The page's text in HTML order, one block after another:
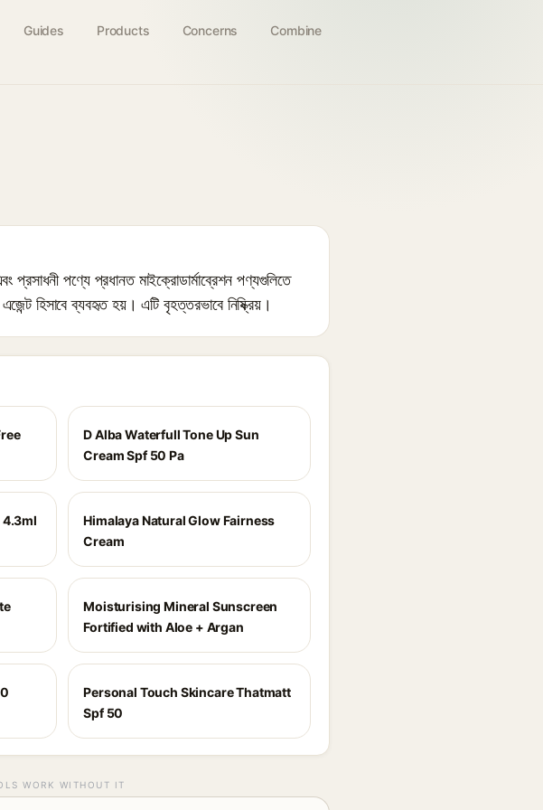
Guides Products Concerns Combine
পণ্যে প্রধানত মাইক্রোডার্মাব্রেশন পণ্যগুলিতে
এজেন্ট হিসাবে ব্যবহৃত হয়। এটি বৃহত্তরভাবে নিষ্ক্রিয়।
D Alba Waterfull Tone Up Sun
Cream Spf 50 Pa
4.3ml
Himalaya Natural Glow Fairness
Cream
Moisturising Mineral Sunscreen
Fortified with Aloe + Argan
Personal Touch Skincare Thatmatt
Spf 50
WORK WITHOUT IT